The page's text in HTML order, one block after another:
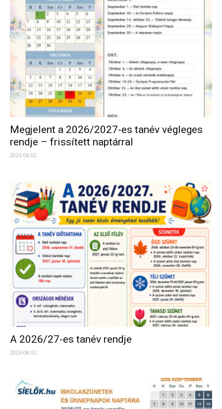
Megjelent a 2026/2027-es tanév végleges
rendje – frissített naptárral
2026.08.02.
A 2026/27-es tanév rendje
2026.08.02.